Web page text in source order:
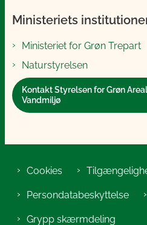
Ministeriets
Ministeriet for Grøn Trepart
Naturstyrelsen
Kontakt Styrelsen for Grøn
Vandmiljø
Cookies
Persondatabeskyttelse
Grypp skærmdeling